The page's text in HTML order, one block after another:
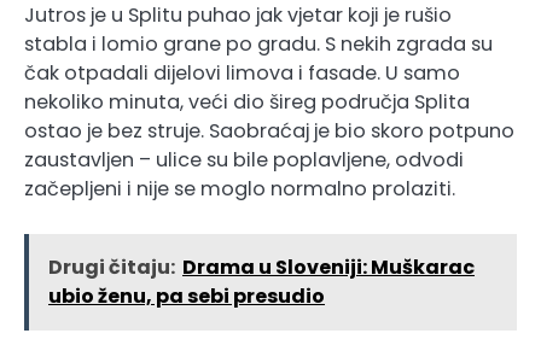
Jutros je u Splitu puhao jak vjetar koji je rušio
stabla i lomio grane po gradu. S nekih zgrada su
čak otpadali dijelovi limova i fasade. U samo
nekoliko minuta, veći dio šireg područja Splita
ostao je bez struje. Saobraćaj je bio skoro potpuno
zaustavljen – ulice su bile poplavljene, odvodi
začepljeni i nije se moglo normalno prolaziti.
Drugi čitaju: Drama u Sloveniji: Muškarac
ubio ženu, pa sebi presudio